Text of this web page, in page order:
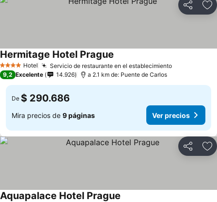
Compartir
4 EstrellasHotel Servicio de restaurante en el establecimientoVer precios
Hermitage Hotel Prague
9,2 Excelente 14.926 a 2.1 km de: Puente de Carlos
De $ 290.686
Mira precios de 9 páginas Ver precios
Compartir
Aquapalace Hotel Prague